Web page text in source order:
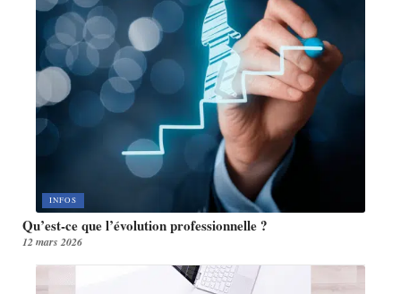
INFOS
Qu’est-ce que l’évolution professionnelle ?
12 mars 2026